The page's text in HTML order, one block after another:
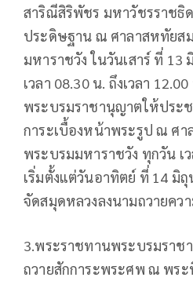
สาริณีสิริพัชร มหาวัชรราชธิ
ประดิษฐาน ณ ศาลาสหทัยส
มหาราชวัง ในวันเสาร์ ที่ 13
เวลา 08.30 น. ถึงเวลา
พระบรมราชานุญาตให้ประ
การะเบื้องหน้าพระรูป ณ ศ
พระบรมมหาราชวัง ทุกวัน เ
เริ่มตั้งแต่วันอาทิตย์ ที่ 14 มิ
จัดสมุดหลวงลงนามถวายคว
3.พระราชทานพระบรมราช
ถวายสักการะพระศพ ณ พร